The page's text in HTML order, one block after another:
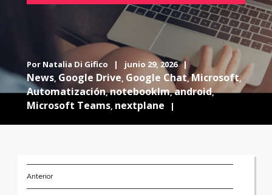
Por Natalia Di Gifico | junio 29, 2026 |
News, Google Drive, Google Chat,Microsoft,
Automatización,notebooklm,android,
Microsoft Teams, nextplane |
Anterior